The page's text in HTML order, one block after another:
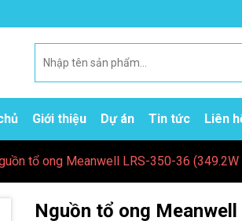
Giới thiệu Dự án Tin tức Liên
tổ ong Meanwell LRS-350-36 (349.2W
Nguồn tổ ong